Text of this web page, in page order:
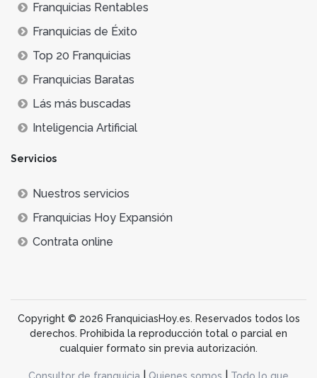
Franquicias Rentables
Franquicias de Éxito
Top 20 Franquicias
Franquicias Baratas
Lás más buscadas
Inteligencia Artificial
Servicios
Nuestros servicios
Franquicias Hoy Expansión
Contrata online
Copyright © 2026 FranquiciasHoy.es. Reservados todos los
derechos. Prohibida la reproducción total o parcial en
cualquier formato sin previa autorización.